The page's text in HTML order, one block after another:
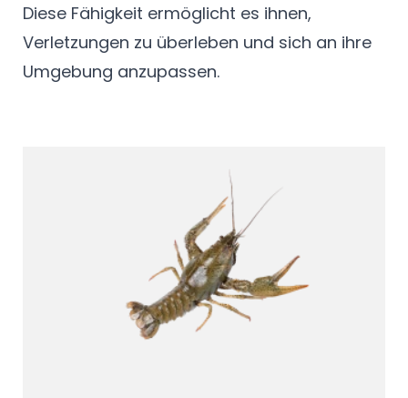
Diese Fähigkeit ermöglicht es ihnen,
Verletzungen zu überleben und sich an ihre
Umgebung anzupassen.